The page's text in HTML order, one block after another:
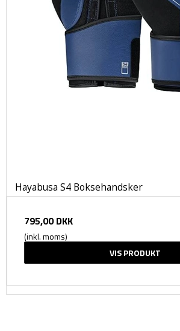
Hayabusa S4 Boksehandsker
795,00 DKK
(inkl. moms)
VIS PRODUKT